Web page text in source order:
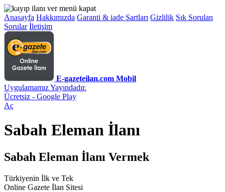
Anasayfa Hakkımızda Garanti & iade Şartları Gizlilik Sık Sorulan
Sorular İletişim
E-gazeteilan.com Mobil
Uygulamamız Yayındadır.
Ücretsiz - Google Play
Aç
Sabah Eleman İlanı
Sabah Eleman İlanı Vermek
Türkiyenin İlk ve Tek
Online Gazete İlan Sitesi